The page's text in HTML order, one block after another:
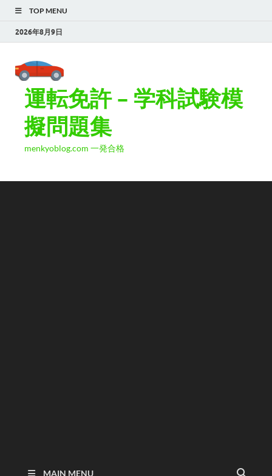
TOP MENU
2026年8月9日
運転免許 – 学科試験模
擬問題集
menkyoblog.com 一発合格
MAIN MENU